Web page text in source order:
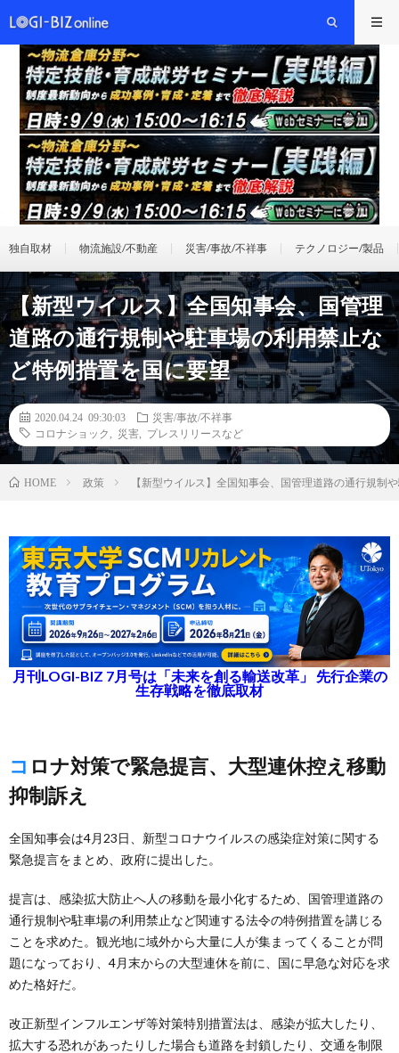
独自取材 物流施設/不動産 災害/事故/不祥事 テクノロジー/製品
【新型ウイルス】全国知事会、国管理
道路の通行規制や駐車場の利用禁止な
ど特例措置を国に要望
2020.04.24 09:30:03
災害/事故/不祥事
コロナショック
災害 プレスリリースなど
HOME 政策 【新型ウイルス】全国知事会、国管理道路の通行規制
月刊LOGI-BIZ 7月号は「未来を創る輸送改革」 先行企業の
生存戦略を徹底取材
コロナ対策で緊急提言、大型連休控え移動
抑制訴え
全国知事会は4月23日、新型コロナウイルスの感染症対策に関する
緊急提言をまとめ、政府に提出した。
提言は、感染拡大防止へ人の移動を最小化するため、国管理道路の
通行規制や駐車場の利用禁止など関連する法令の特例措置を講じる
ことを求めた。観光地に域外から大量に人が集まってくることが問
題になっており、4月末からの大型連休を前に、国に早急な対応を求
めた格好だ。
改正新型インフルエンザ等対策特別措置法は、感染が拡大したり、
拡大する恐れがあったりした場合も道路を封鎖したり、交通を制限